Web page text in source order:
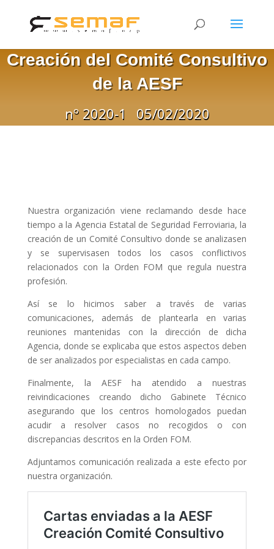
Creación del Comité Consultivo
de la AESF
nº 2020-1 05/02/2020
Nuestra organización viene reclamando desde hace
tiempo a la Agencia Estatal de Seguridad Ferroviaria, la
creación de un Comité Consultivo donde se analizasen
y se supervisasen todos los casos conflictivos
relacionados con la Orden FOM que regula nuestra
profesión.
Así se lo hicimos saber a través de varias
comunicaciones, además de plantearla en varias
reuniones mantenidas con la dirección de dicha
Agencia, donde se explicaba que estos aspectos deben
de ser analizados por especialistas en cada campo.
Finalmente, la AESF ha atendido a nuestras
reivindicaciones creando dicho Gabinete Técnico
asegurando que los centros homologados puedan
acudir a resolver casos no recogidos o con
discrepancias descritos en la Orden FOM.
Adjuntamos comunicación realizada a este efecto por
nuestra organización.